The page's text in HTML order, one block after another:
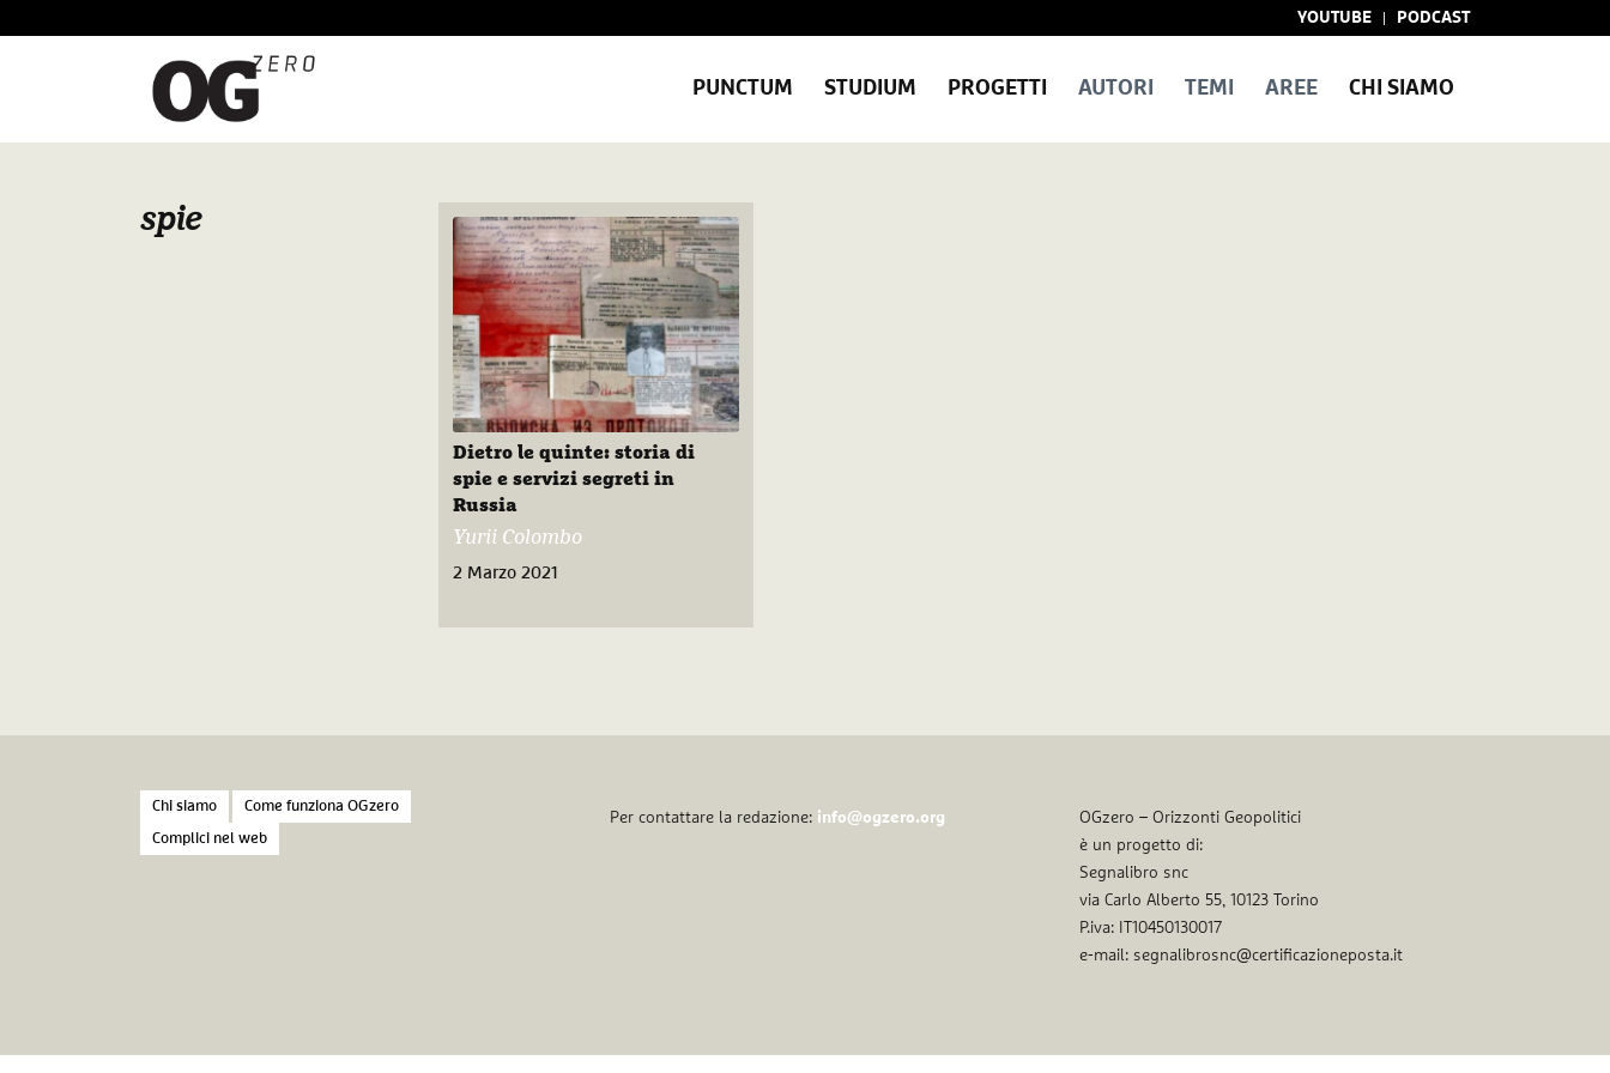
YOUTUBE PODCAST
PUNCTUM STUDIUM PROGETTI AUTORI TEMI AREE CHI SIAMO
spie
Dietro le quinte: storia di
spie e servizi segreti in
Russia
Yurii Colombo
2 Marzo 2021
Chi siamo Come funziona OGzero
Complici nel web
Per contattare la redazione: info@ogzero.org
OGzero – Orizzonti Geopolitici
è un progetto di:
Segnalibro snc
via Carlo Alberto 55, 10123 Torino
P.iva: IT10450130017
e-mail: segnalibrosnc@certificazioneposta.it